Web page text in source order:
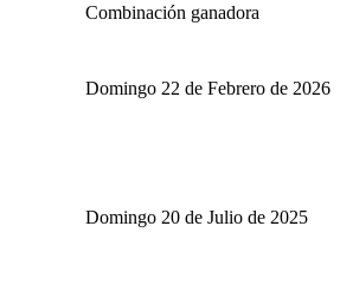
Combinación ganadora
Domingo 22 de Febrero de 2026
Domingo 20 de Julio de 2025